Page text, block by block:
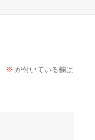
※ が付いている欄は